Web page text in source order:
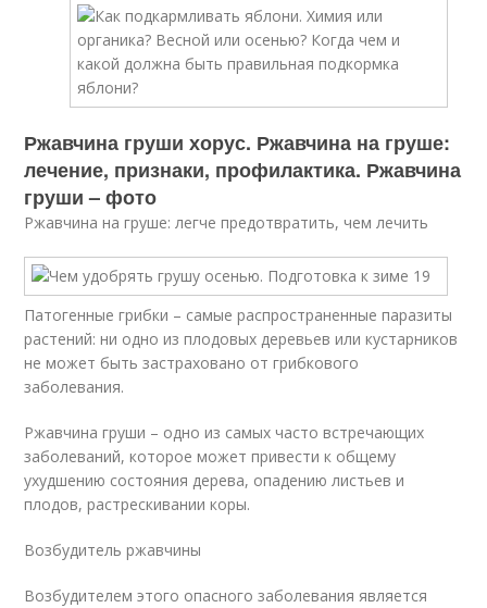
Ржавчина груши хорус. Ржавчина на груше:
лечение, признаки, профилактика. Ржавчина
груши – фото
Ржавчина на груше: легче предотвратить, чем лечить
Патогенные грибки – самые распространенные паразиты
растений: ни одно из плодовых деревьев или кустарников
не может быть застраховано от грибкового
заболевания.
Ржавчина груши – одно из самых часто встречающих
заболеваний, которое может привести к общему
ухудшению состояния дерева, опадению листьев и
плодов, растрескивании коры.
Возбудитель ржавчины
Возбудителем этого опасного заболевания является